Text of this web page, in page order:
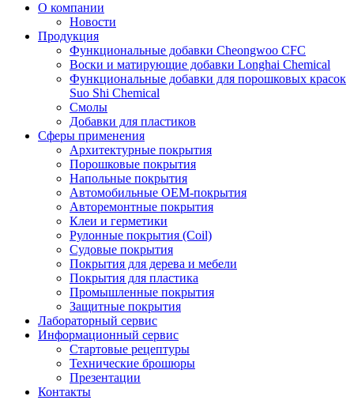
О компании
Новости
Продукция
Функциональные добавки Cheongwoo СFC
Воски и матирующие добавки Longhai Chemical
Функциональные добавки для порошковых красок
Suo Shi Chemical
Смолы
Добавки для пластиков
Сферы применения
Архитектурные покрытия
Порошковые покрытия
Напольные покрытия
Автомобильные ОЕМ-покрытия
Авторемонтные покрытия
Клеи и герметики
Рулонные покрытия (Coil)
Судовые покрытия
Покрытия для дерева и мебели
Покрытия для пластика
Промышленные покрытия
Защитные покрытия
Лабораторный сервис
Информационный сервис
Стартовые рецептуры
Технические брошюры
Презентации
Контакты